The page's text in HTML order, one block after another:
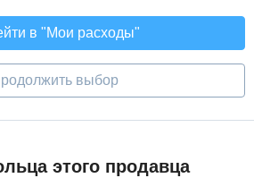
в "Мои расходы"
выбор
этого продавца